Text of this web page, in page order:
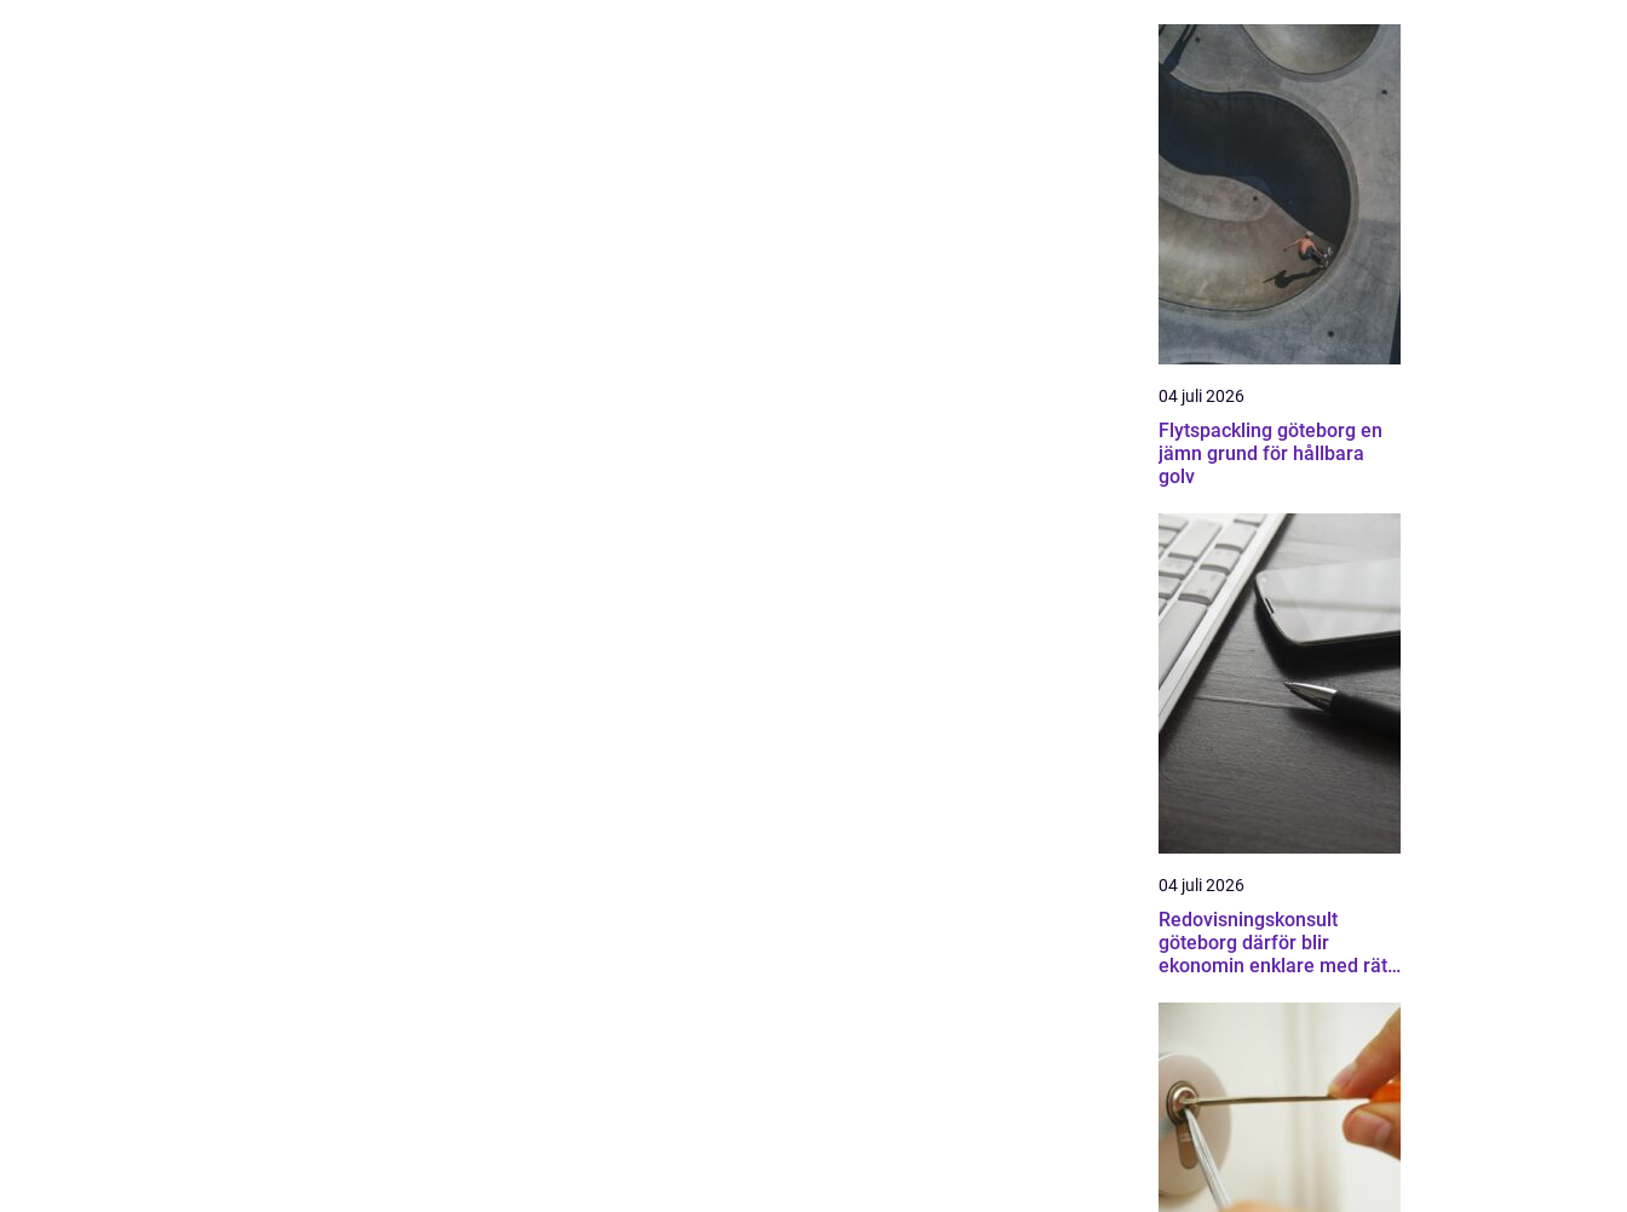
04 juli 2026
Flytspackling göteborg en
jämn grund för hållbara
golv
04 juli 2026
Redovisningskonsult
göteborg därför blir
ekonomin enklare med rätt